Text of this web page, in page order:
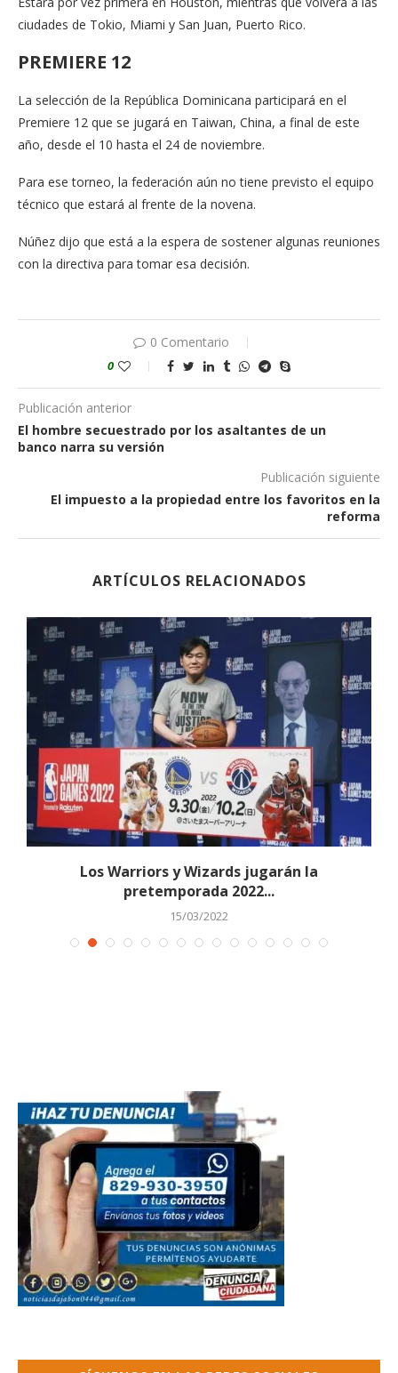
ciudades de Tokio, Miami y San Juan, Puerto Rico.
PREMIERE 12
La selección de la República Dominicana participará en el
Premiere 12 que se jugará en Taiwan, China, a final de este
año, desde el 10 hasta el 24 de noviembre.
Para ese torneo, la federación aún no tiene previsto el equipo
técnico que estará al frente de la novena.
Núñez dijo que está a la espera de sostener algunas reuniones
con la directiva para tomar esa decisión.
0 Comentario
0
Publicación anterior
El hombre secuestrado por los asaltantes de un
banco narra su versión
Publicación siguiente
El impuesto a la propiedad entre los favoritos en la
reforma
ARTÍCULOS RELACIONADOS
Los Warriors y Wizards jugarán la
pretemporada 2022...
15/03/2022